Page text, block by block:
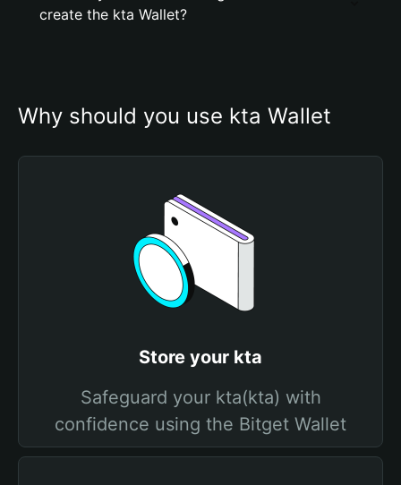
create the kta Wallet?
Why should you use kta Wallet
Store your kta
Safeguard your kta(kta) with
confidence using the Bitget Wallet